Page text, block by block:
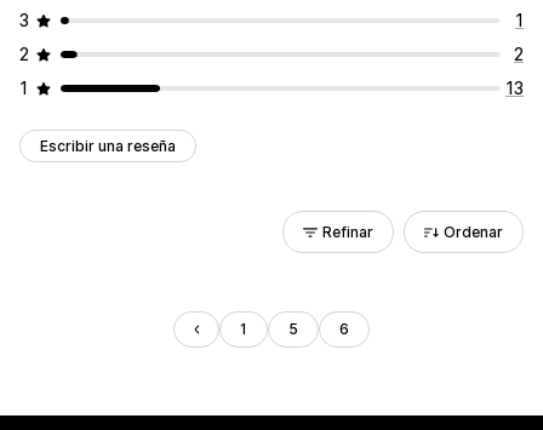
3
1
2
2
1
13
Escribir una reseña
Refinar Ordenar
1 5 6